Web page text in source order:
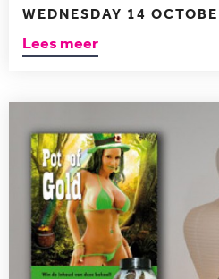
WEDNESDAY 14
Lees meer